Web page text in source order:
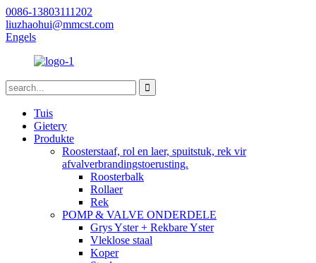
0086-13803111202
liuzhaohui@mmcst.com
Engels
Tuis
Gietery
Produkte
Roosterstaaf, rol en laer, spuitstuk, rek vir
afvalverbrandingstoerusting.
Roosterbalk
Rollaer
Rek
POMP & VALVE ONDERDELE
Grys ​​Yster + Rekbare Yster
Vleklose staal
Koper